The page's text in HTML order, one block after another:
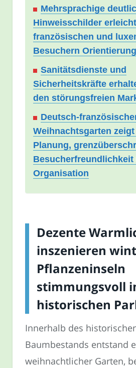
Mehrsprachige
Hinweisschilder
französischen und
Besuchern Orientierung
Sanitätsdienste und
Sicherheitskräfte
den störungsfreien
Deutsch-
Weihnachtsgarten
Planung,
Besucherfreundlichkeit
Organisation
Dezente
inszenieren
Pflanzeninseln
stimmungsvoll
historischen
Innerhalb des
Baumbestands entstand
weihnachtlicher Garten,